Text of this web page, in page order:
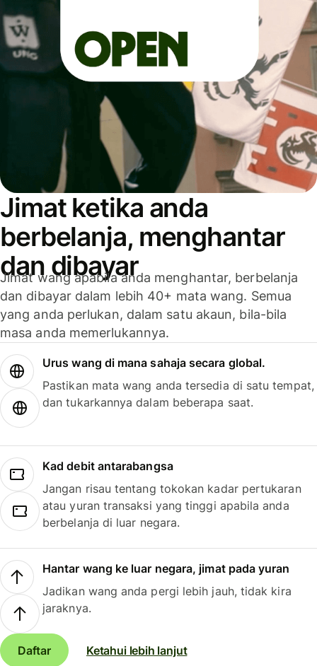
Jimat ketika anda
berbelanja, menghantar
dan dibayar
Jimat wang apabila anda menghantar, berbelanja
dan dibayar dalam lebih 40+ mata wang. Semua
yang anda perlukan, dalam satu akaun, bila-bila
masa anda memerlukannya.
Urus wang di mana sahaja secara global.
Pastikan mata wang anda tersedia di satu tempat,
dan tukarkannya dalam beberapa saat.
Kad debit antarabangsa
Jangan risau tentang tokokan kadar pertukaran
atau yuran transaksi yang tinggi apabila anda
berbelanja di luar negara.
Hantar wang ke luar negara, jimat pada yuran
Jadikan wang anda pergi lebih jauh, tidak kira
jaraknya.
Daftar Ketahui lebih lanjut